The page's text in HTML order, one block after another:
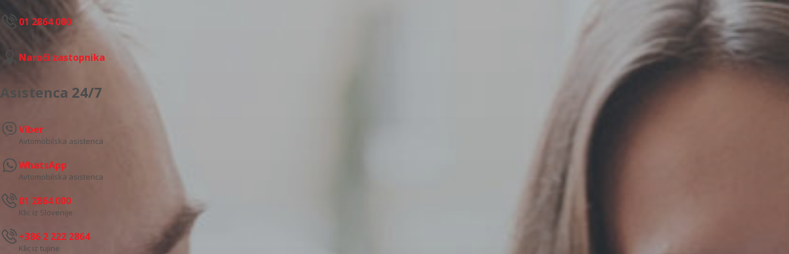
01 2864 000
Naroči zastopnika
Asistenca 24/7
Viber
Avtomobilska asistenca
WhatsApp
Avtomobilska asistenca
01 2864 000
Klic iz Slovenije
+386 2 222 2864
Klic iz tujine